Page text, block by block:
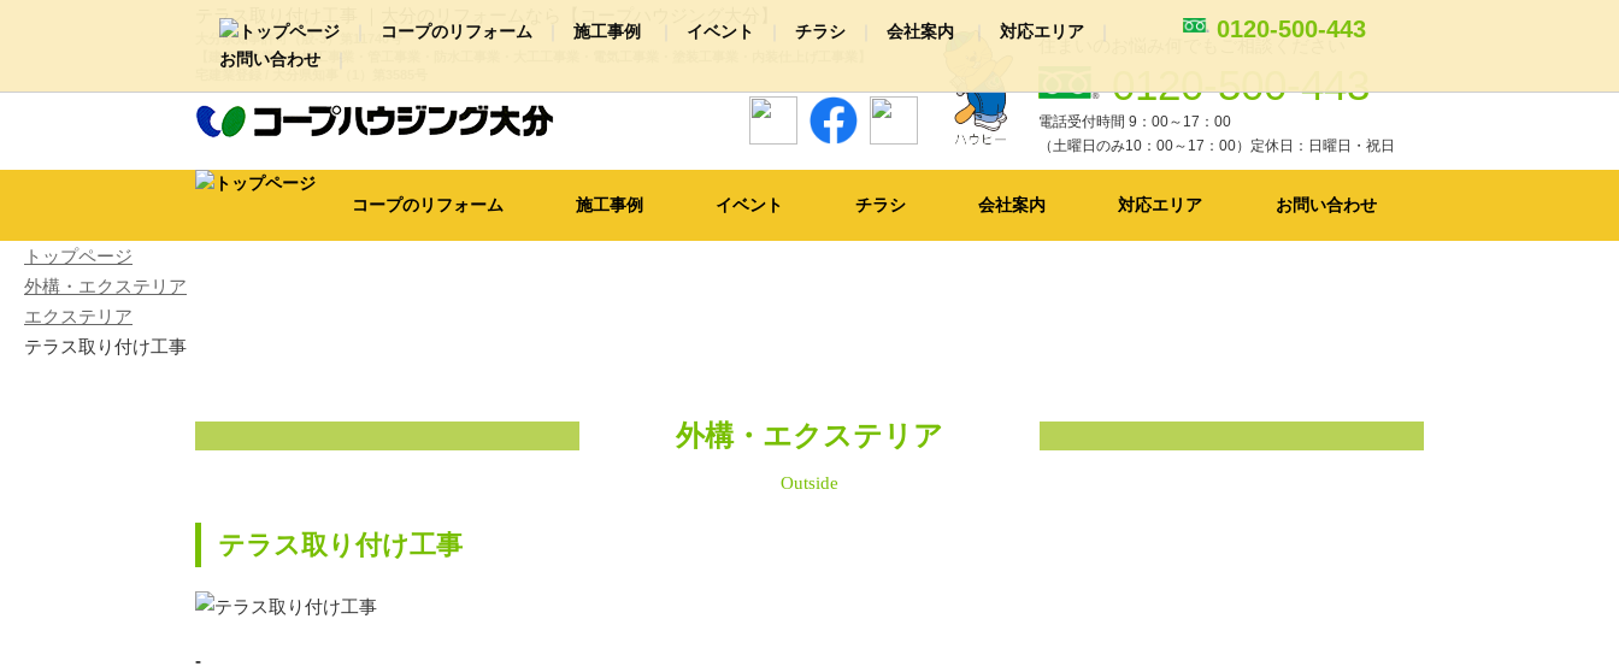
テラス取り付け工事 ｜大分のリフォームなら【コープハウジング大分】
大分県知事許可（般-3）第11740号
【建築工事業・屋根工事業・管工事業・防水工事業・大工工事業・電気工事業・塗装工事業・内装仕上げ工事業】
住まいのお悩み何でもご相談ください
0120-500-443
電話受付時間 9：00～17：00
（土曜日のみ10：00～17：00）定休日：日曜日・祝日
コープのリフォーム 施工事例 イベント チラシ 会社案内 対応エリア お問い合わせ
コープのリフォーム 施工事例
新築・リノベーション・大型改装 浴室リフォーム キッチンリフォーム 洗面所リフォーム トイレリフォーム
屋根・外壁塗装 外構・エクステリア その他リフォーム ピックアップ施工事例 リフォームの費用と工期の目安
動画ギャラリー
イベント チラシ 会社案内
代表ご挨拶・経営理念 会社概要 お店情報 スタッフ紹介
対応エリア
お問い合わせ
0120-500-443
トップページ
外構・エクステリア
エクステリア
テラス取り付け工事
外構・エクステリア
Outside
テラス取り付け工事
-